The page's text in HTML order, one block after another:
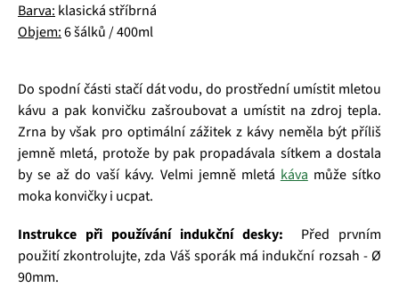
Barva: klasická stříbrná
Objem:6 šálků / 400ml
Do spodní části stačí dát vodu, do prostřední umístit mletou
kávu a pak konvičku zašroubovat a umístit na zdroj tepla.
Zrna by však pro optimální zážitek z kávy neměla být příliš
jemně mletá, protože by pak propadávala sítkem a dostala
by se až do vaší kávy. Velmi jemně mletá káva může sítko
moka konvičky i ucpat.
Instrukce při používání indukční desky: Před prvním
použití zkontrolujte, zda Váš sporák má indukční rozsah - Ø
90mm.